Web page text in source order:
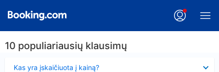
10 populiariausių klausimų
Kas yra įskaičiuota į kainą?